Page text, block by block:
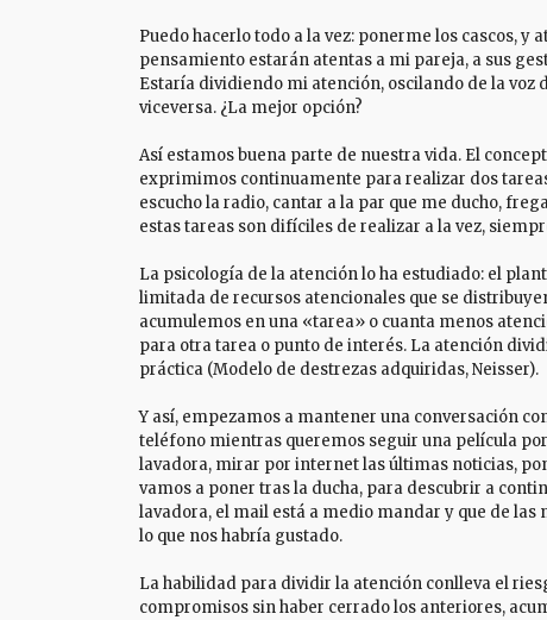
Puedo hacerlo todo a la vez: ponerme los cascos,
pensamiento estarán atentas a mi pareja, a sus
Estaría dividiendo mi atención, oscilando de la voz
viceversa. ¿La mejor opción?
Así estamos buena parte de nuestra vida. El
exprimimos continuamente para realizar dos
escucho la radio, cantar a la par que me ducho,
estas tareas son difíciles de realizar a la vez,
La psicología de la atención lo ha estudiado: el
limitada de recursos atencionales que se
acumulemos en una «tarea» o cuanta menos
para otra tarea o punto de interés. La atención
práctica (Modelo de destrezas adquiridas, Neisser).
Y así, empezamos a mantener una conversación
teléfono mientras queremos seguir una película
lavadora, mirar por internet las últimas noticias,
vamos a poner tras la ducha, para descubrir a
lavadora, el mail está a medio mandar y que de
lo que nos habría gustado.
La habilidad para dividir la atención conlleva el
compromisos sin haber cerrado los anteriores,